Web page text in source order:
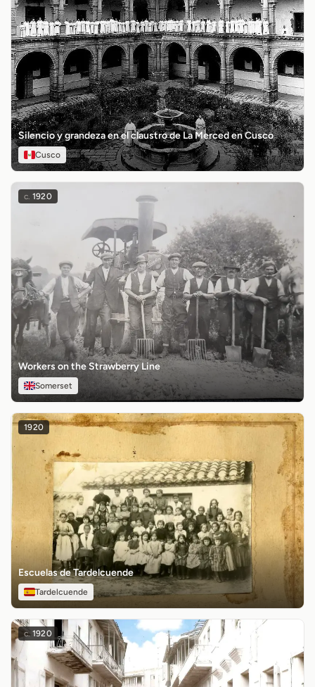
Silencio y grandeza en el claustro de La Merced en Cusco
Cusco
c. 1920
Workers on the Strawberry Line
Somerset
1920
Escuelas de Tardelcuende
Tardelcuende
c.1920